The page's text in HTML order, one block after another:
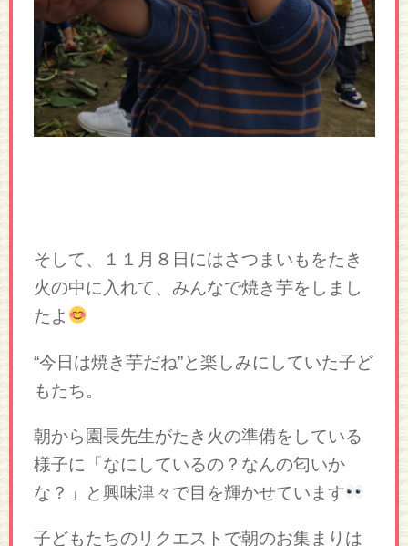
そして、１１月８日にはさつまいもをたき
火の中に入れて、みんなで焼き芋をしまし
たよ
“今日は焼き芋だね”と楽しみにしていた子ど
もたち。
朝から園長先生がたき火の準備をしている
様子に「なにしているの？なんの匂いか
な？」と興味津々で目を輝かせています
子どもたちのリクエストで朝のお集まりは